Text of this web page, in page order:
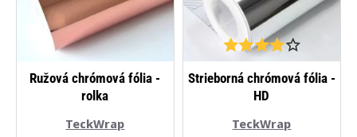
-32%
TeckWrap
Ružová chrómová fólia -
rolka
NAJPREDÁVANEJŠIE
TeckWrap
Strieborná chrómová fólia -
HD